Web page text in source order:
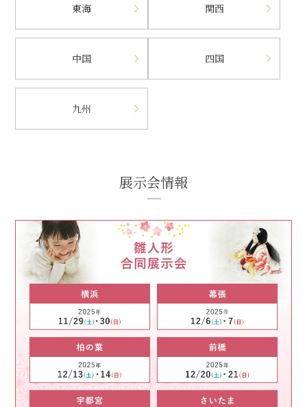
東海 関西
中国 四国
九州
展示会情報